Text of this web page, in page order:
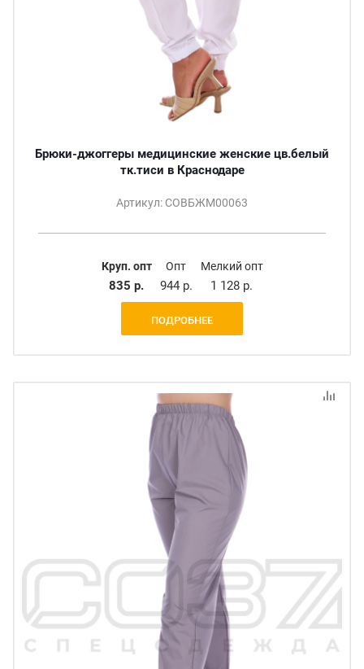
Брюки-джоггеры медицинские женские цв.белый
тк.тиси в Краснодаре
Артикул: СОВБЖМ00063
Круп. опт
835 р.
Опт
944 р.
Мелкий опт
1 128 р.
ПОДРОБНЕЕ